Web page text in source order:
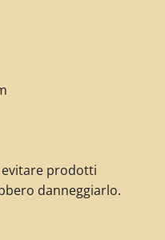
prodotti
danneggiarlo.